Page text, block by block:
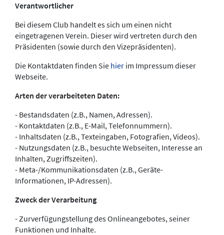
Verantwortlicher
Bei diesem Club handelt es sich um einen nicht
eingetragenen Verein. Dieser wird vertreten durch den
Präsidenten (sowie durch den Vizepräsidenten).
Die Kontaktdaten finden Sie hier im Impressum dieser
Webseite.
Arten der verarbeiteten Daten:
- Bestandsdaten (z.B., Namen, Adressen).
- Kontaktdaten (z.B., E-Mail, Telefonnummern).
- Inhaltsdaten (z.B., Texteingaben, Fotografien, Videos).
- Nutzungsdaten (z.B., besuchte Webseiten, Interesse an
Inhalten, Zugriffszeiten).
- Meta-/Kommunikationsdaten (z.B., Geräte-
Informationen, IP-Adressen).
Zweck der Verarbeitung
- Zurverfügungstellung des Onlineangebotes, seiner
Funktionen und Inhalte.